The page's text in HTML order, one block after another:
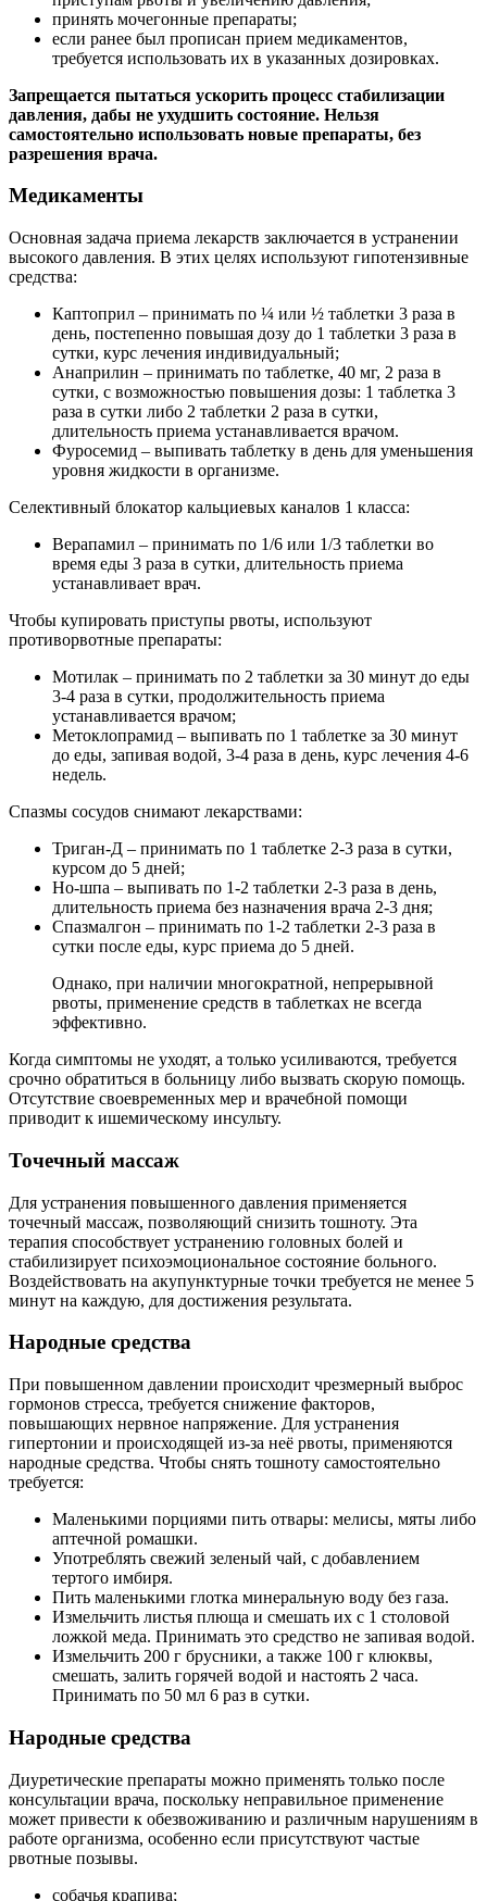
принять мочегонные препараты;
если ранее был прописан прием медикаментов,
требуется использовать их в указанных дозировках.
Запрещается пытаться ускорить процесс стабилизации
давления, дабы не ухудшить состояние. Нельзя
самостоятельно использовать новые препараты, без
разрешения врача.
Медикаменты
Основная задача приема лекарств заключается в устранении
высокого давления. В этих целях используют гипотензивные
средства:
Каптоприл – принимать по ¼ или ½ таблетки 3 раза в
день, постепенно повышая дозу до 1 таблетки 3 раза в
сутки, курс лечения индивидуальный;
Анаприлин – принимать по таблетке, 40 мг, 2 раза в
сутки, с возможностью повышения дозы: 1 таблетка 3
раза в сутки либо 2 таблетки 2 раза в сутки,
длительность приема устанавливается врачом.
Фуросемид – выпивать таблетку в день для уменьшения
уровня жидкости в организме.
Селективный блокатор кальциевых каналов 1 класса:
Верапамил – принимать по 1/6 или 1/3 таблетки во
время еды 3 раза в сутки, длительность приема
устанавливает врач.
Чтобы купировать приступы рвоты, используют
противорвотные препараты:
Мотилак – принимать по 2 таблетки за 30 минут до еды
3-4 раза в сутки, продолжительность приема
устанавливается врачом;
Метоклопрамид – выпивать по 1 таблетке за 30 минут
до еды, запивая водой, 3-4 раза в день, курс лечения 4-6
недель.
Спазмы сосудов снимают лекарствами:
Триган-Д – принимать по 1 таблетке 2-3 раза в сутки,
курсом до 5 дней;
Но-шпа – выпивать по 1-2 таблетки 2-3 раза в день,
длительность приема без назначения врача 2-3 дня;
Спазмалгон – принимать по 1-2 таблетки 2-3 раза в
сутки после еды, курс приема до 5 дней.
Однако, при наличии многократной, непрерывной
рвоты, применение средств в таблетках не всегда
эффективно.
Когда симптомы не уходят, а только усиливаются, требуется
срочно обратиться в больницу либо вызвать скорую помощь.
Отсутствие своевременных мер и врачебной помощи
приводит к ишемическому инсульту.
Точечный массаж
Для устранения повышенного давления применяется
точечный массаж, позволяющий снизить тошноту. Эта
терапия способствует устранению головных болей и
стабилизирует психоэмоциональное состояние больного.
Воздействовать на акупунктурные точки требуется не менее 5
минут на каждую, для достижения результата.
Народные средства
При повышенном давлении происходит чрезмерный выброс
гормонов стресса, требуется снижение факторов,
повышающих нервное напряжение. Для устранения
гипертонии и происходящей из-за неё рвоты, применяются
народные средства. Чтобы снять тошноту самостоятельно
требуется:
Маленькими порциями пить отвары: мелисы, мяты либо
аптечной ромашки.
Употреблять свежий зеленый чай, с добавлением
тертого имбиря.
Пить маленькими глотка минеральную воду без газа.
Измельчить листья плюща и смешать их с 1 столовой
ложкой меда. Принимать это средство не запивая водой.
Измельчить 200 г брусники, а также 100 г клюквы,
смешать, залить горячей водой и настоять 2 часа.
Принимать по 50 мл 6 раз в сутки.
Народные средства
Диуретические препараты можно применять только после
консультации врача, поскольку неправильное применение
может привести к обезвоживанию и различным нарушениям в
работе организма, особенно если присутствуют частые
рвотные позывы.
собачья крапива;